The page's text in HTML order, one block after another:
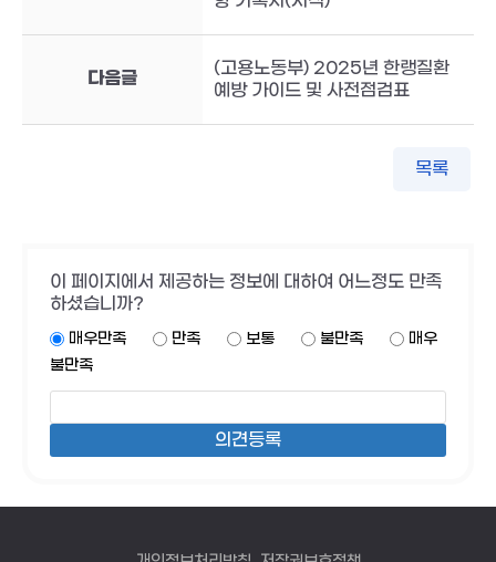
다음글
(고용노동부) 2025년 한랭질환
예방 가이드 및 사전점검표
목록
이 페이지에서 제공하는 정보에 대하여 어느정도 만족
하셨습니까?
매우만족 만족 보통 불만족
매우
불만족